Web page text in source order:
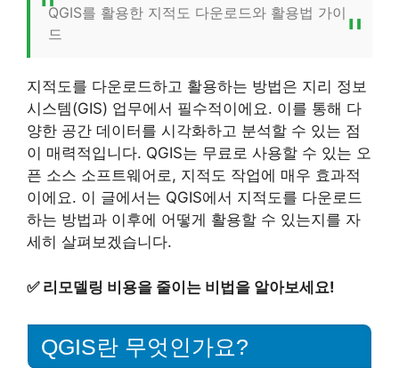
QGIS를 활용한 지적도 다운로드와 활용법 가이
드
지적도를 다운로드하고 활용하는 방법은 지리 정보
시스템(GIS) 업무에서 필수적이에요. 이를 통해 다
양한 공간 데이터를 시각화하고 분석할 수 있는 점
이 매력적입니다. QGIS는 무료로 사용할 수 있는 오
픈 소스 소프트웨어로, 지적도 작업에 매우 효과적
이에요. 이 글에서는 QGIS에서 지적도를 다운로드
하는 방법과 이후에 어떻게 활용할 수 있는지를 자
세히 살펴보겠습니다.
✅ 리모델링 비용을 줄이는 비법을 알아보세요!
QGIS란 무엇인가요?